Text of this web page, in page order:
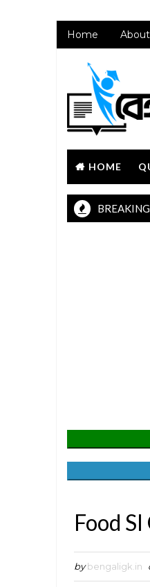
Home About
HOME
BREAKING
Food
by bengaligk.in